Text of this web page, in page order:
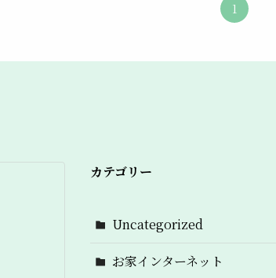
1
カテゴリー
Uncategorized
お家インターネット